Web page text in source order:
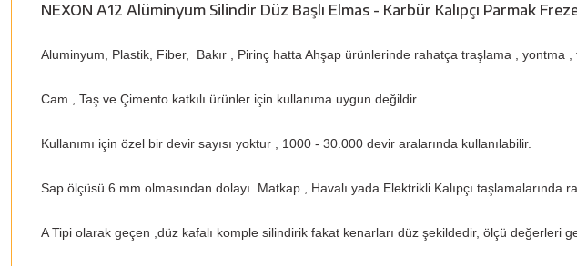
NEXON A12 Alüminyum Silindir Düz Başlı Elmas - Karbür Kalıpçı Parmak
Aluminyum, Plastik, Fiber, Bakır , Pirinç hatta Ahşap ürünlerinde rahatça traşlama , yontma
Cam , Taş ve Çimento katkılı ürünler için kullanıma uygun değildir.
Kullanımı için özel bir devir sayısı yoktur , 1000 - 30.000 devir aralarında kullanılabilir.
Sap ölçüsü 6 mm olmasından dolayı Matkap , Havalı yada Elektrikli Kalıpçı taşlamalarında
A Tipi olarak geçen ,düz kafalı komple silindirik fakat kenarları düz şekildedir, ölçü değerleri